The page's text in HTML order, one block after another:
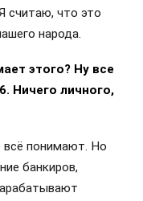
считаю, что это
народа.
этого? Ну все
Ничего личного,
всё понимают. Но
банкиров,